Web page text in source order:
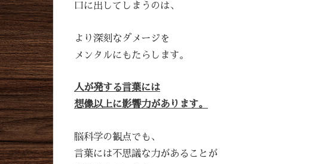
口に出してしまうのは、
より深刻なダメージを
メンタルにもたらします。
人が発する言葉には
想像以上に影響力があります。
脳科学の観点でも、
言葉には不思議な力があることが